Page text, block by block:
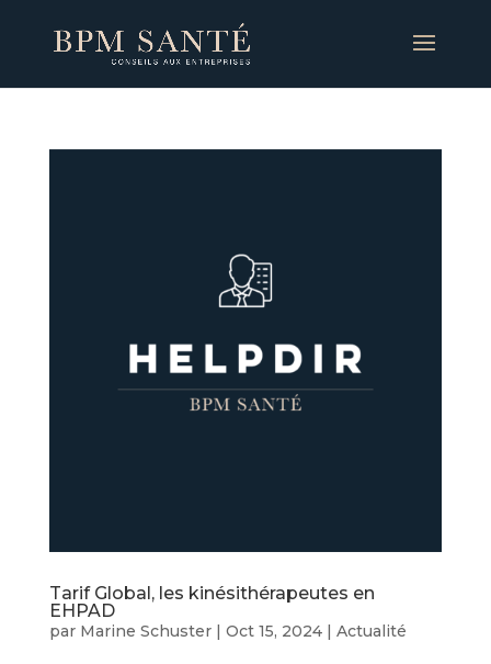
Tarif Global, les kinésithérapeutes en
EHPAD
par Marine Schuster| Oct 15, 2024| Actualité